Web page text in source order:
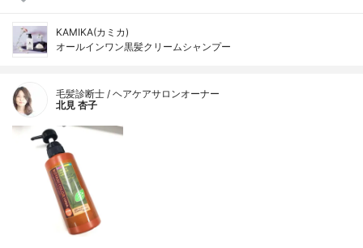
KAMIKA(カミカ)
オールインワン黒髪クリームシャンプー
毛髪診断士 / ヘアケアサロンオーナー
北見 杏子